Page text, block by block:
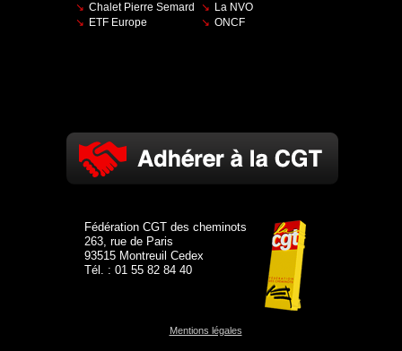
Chalet Pierre Semard
ETF Europe
La NVO
ONCF
Fédération CGT des cheminots
263, rue de Paris
93515 Montreuil Cedex
Tél. : 01 55 82 84 40
Mentions légales